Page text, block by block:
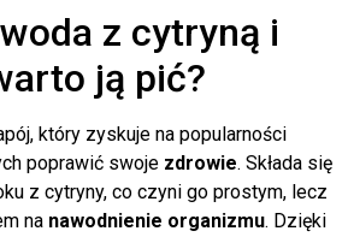
z cytryną i
ją pić?
który zyskuje na popularności
poprawić swoje zdrowie. Składa się
z cytryny, co czyni go prostym, lecz
na nawodnienie organizmu. Dzięki